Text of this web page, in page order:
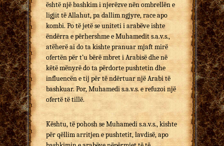
është një ba­sh­kim i njerëzve nën ombrellën e
ligjit të Allahut, pa dallim ngjyre, race apo
kombi. Po të jetë se uniteti i arabëve ishte
ëndërra e përhershme e Muhamedit s.a.v.s.,
atëherë ai do ta kishte pranuar mjaft mirë
ofertën për t’u bërë mbret i Ara­bi­së dhe në
këtë mënyrë do ta përdorte pushtetin dhe
influ­encën e tij për të ndërtuar një Arabi të
bashkuar. Por, Muhamedi s.a.v.s. e refuzoi një
ofertë të tillë.
Kështu, të pohosh se Muhamedi s.a.v.s., kishte
për qëllim arritjen e pu­shtetit, lavdisë, apo